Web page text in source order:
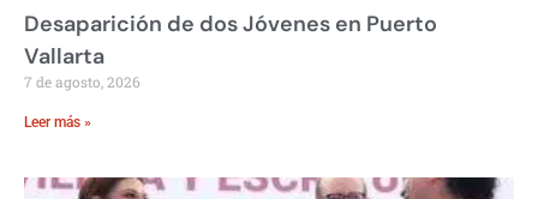
Desaparición de dos Jóvenes en Puerto
Vallarta
7 de agosto, 2026
Leer más »